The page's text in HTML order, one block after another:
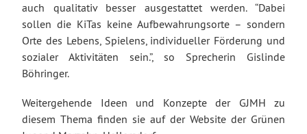
auch qualitativ besser ausgestattet werden. “Dabei
sollen die KiTas keine Aufbewahrungsorte – sondern
Orte des Lebens, Spielens, individueller Förderung und
sozialer Aktivitäten sein.”, so Sprecherin Gislinde
Böhringer.
Weitergehende Ideen und Konzepte der GJMH zu
diesem Thema finden sie auf der Website der Grünen